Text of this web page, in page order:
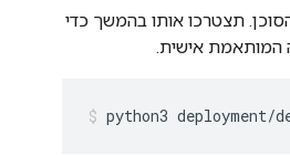
תצטרכו אותו בהמשך כדי
המותאמת אישית.
python3 deployment/